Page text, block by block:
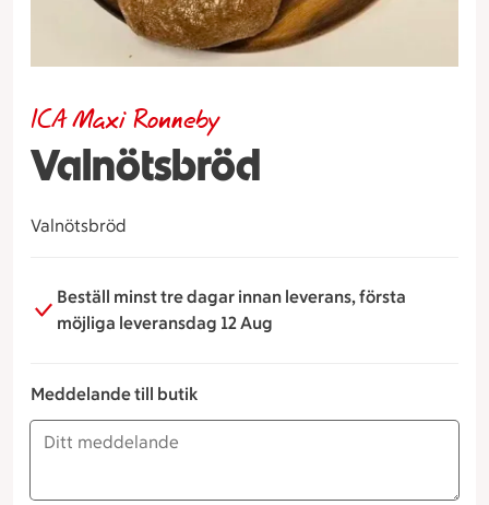
Valnötsbröd
ICA Maxi Ronneby
Valnötsbröd
Beställ minst tre dagar innan leverans, första
möjliga leveransdag 12 Aug
Meddelande till butik